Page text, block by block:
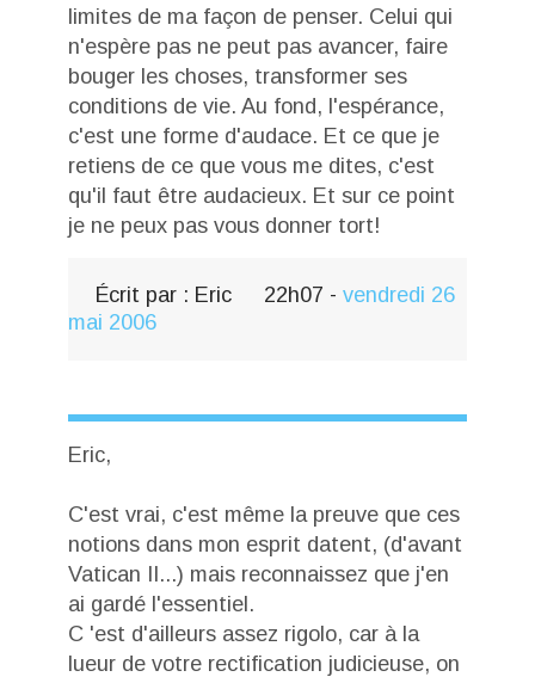
limites de ma façon de penser. Celui qui
n'espère pas ne peut pas avancer, faire
bouger les choses, transformer ses
conditions de vie. Au fond, l'espérance,
c'est une forme d'audace. Et ce que je
retiens de ce que vous me dites, c'est
qu'il faut être audacieux. Et sur ce point
je ne peux pas vous donner tort!
Écrit par : Eric 22h07 -vendredi 26
mai 2006
Eric,
C'est vrai, c'est même la preuve que ces
notions dans mon esprit datent, (d'avant
Vatican II...) mais reconnaissez que j'en
ai gardé l'essentiel.
C 'est d'ailleurs assez rigolo, car à la
lueur de votre rectification judicieuse, on